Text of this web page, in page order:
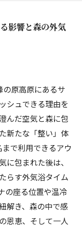
影響と森の外気
原高原にあるサ
シュできる理由を
んだ空気と森に包
新たな「整い」体
で利用できるアウ
に包まれた後は、
らす外気浴タイム
の座る位置や温冷
解き、森の中で感
恩恵、そして一人